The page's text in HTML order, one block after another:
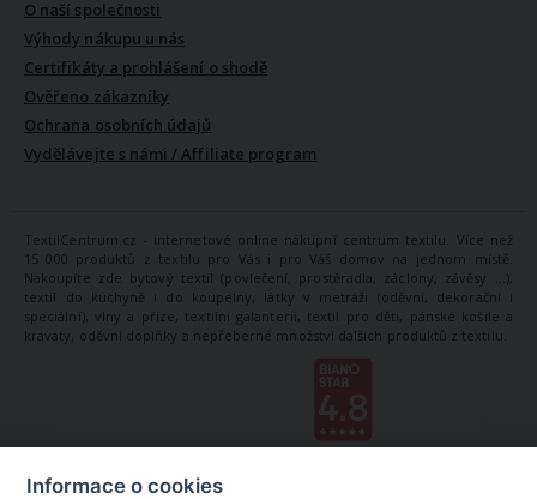
O naší společnosti
Výhody nákupu u nás
Certifikáty a prohlášení o shodě
Ověřeno zákazníky
Ochrana osobních údajů
Vydělávejte s námi / Affiliate program
TextilCentrum.cz - internetové online nákupní centrum textilu. Více než
15 000 produktů z textilu pro Vás i pro Váš domov na jednom místě.
Nakoupíte zde bytový textil (povlečení, prostěradla, záclony, závěsy ...),
textil do kuchyně i do koupelny, látky v metráži (oděvní, dekorační i
speciální), vlny a příze, textilní galanterii, textil pro děti, pánské košile a
kravaty, oděvní doplňky a nepřeberné množství dalších produktů z textilu.
Informace o cookies